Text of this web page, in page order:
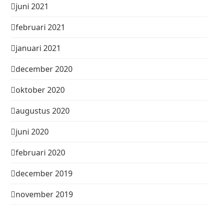
juni 2021
februari 2021
januari 2021
december 2020
oktober 2020
augustus 2020
juni 2020
februari 2020
december 2019
november 2019